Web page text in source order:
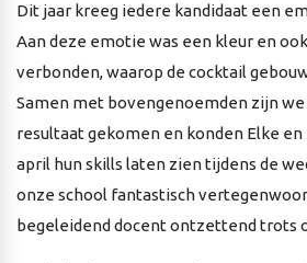
Dit jaar kreeg iedere kandidaat een
Aan deze emotie was een kleur en
verbonden, waarop de cocktail
Samen met bovengenoemden zijn
resultaat gekomen en konden Elke en
april hun skills laten zien tijdens de
onze school fantastisch
begeleidend docent ontzettend trots